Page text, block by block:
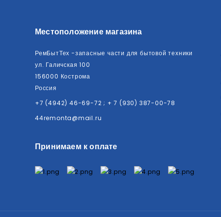
Местоположение магазина
РемБытТех -запасные части для бытовой техники
ул. Галичская 100
156000 Кострома
Россия
+7 (4942) 46-69-72 ; + 7 (930) 387-00-78
44remonta@mail.ru
Принимаем к оплате